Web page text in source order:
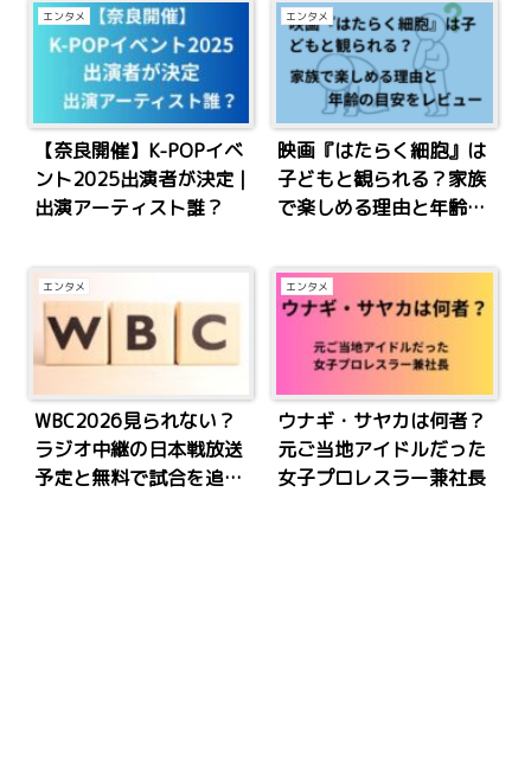
エンタメ
【奈良開催】K-POPイベ
ント2025出演者が決定｜
出演アーティスト誰？
エンタメ
映画『はたらく細胞』は
子どもと観られる？家族
で楽しめる理由と年齢の
エンタメ
WBC2026見られない？
ラジオ中継の日本戦放送
予定と無料で試合を追う
エンタメ
ウナギ・サヤカは何者？
元ご当地アイドルだった
女子プロレスラー兼社長